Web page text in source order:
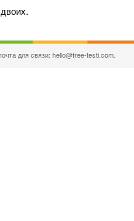
для связи: hello@free-testi.com.